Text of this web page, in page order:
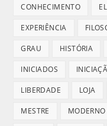
CONHECIMENTO
EXPERIÊNCIA
GRAU HISTÓRIA
INICIADOS
LIBERDADE LOJA
MESTRE MODERNO